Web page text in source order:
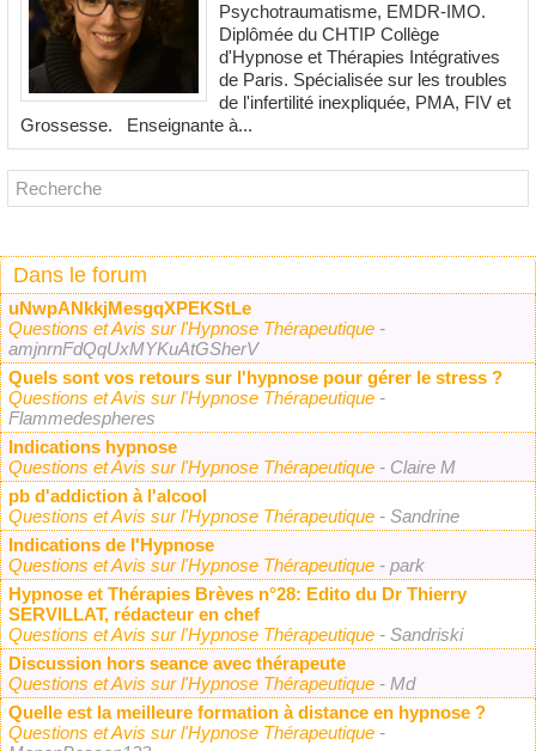
Psychotraumatisme, EMDR-IMO.
Diplômée du CHTIP Collège
d'Hypnose et Thérapies Intégratives
de Paris. Spécialisée sur les troubles
de l'infertilité inexpliquée, PMA, FIV et
Grossesse. Enseignante à...
Dans le forum
uNwpANkkjMesgqXPEKStLe
Questions et Avis sur l'Hypnose Thérapeutique -
amjnrnFdQqUxMYKuAtGSherV
Quels sont vos retours sur l'hypnose pour gérer le stress ?
Questions et Avis sur l'Hypnose Thérapeutique -
Flammedespheres
Indications hypnose
Questions et Avis sur l'Hypnose Thérapeutique - Claire M
pb d'addiction à l'alcool
Questions et Avis sur l'Hypnose Thérapeutique - Sandrine
Indications de l'Hypnose
Questions et Avis sur l'Hypnose Thérapeutique - park
Hypnose et Thérapies Brèves n°28: Edito du Dr Thierry
SERVILLAT, rédacteur en chef
Questions et Avis sur l'Hypnose Thérapeutique - Sandriski
Discussion hors seance avec thérapeute
Questions et Avis sur l'Hypnose Thérapeutique - Md
Quelle est la meilleure formation à distance en hypnose ?
Questions et Avis sur l'Hypnose Thérapeutique -